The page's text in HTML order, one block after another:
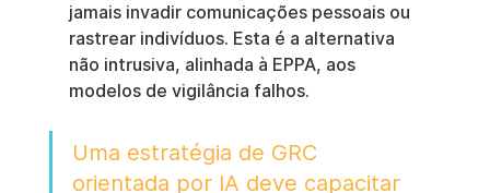
jamais invadir comunicações pessoais ou
rastrear indivíduos. Esta é a alternativa
não intrusiva, alinhada à EPPA, aos
modelos de vigilância falhos.
Uma estratégia de GRC
orientada por IA deve capacitar